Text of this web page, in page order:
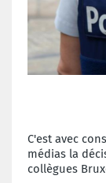
C'est avec
médias la
collègues